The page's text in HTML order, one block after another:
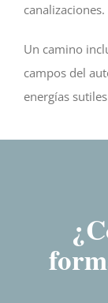
canalizaciones.
Un camino
campos del
energías